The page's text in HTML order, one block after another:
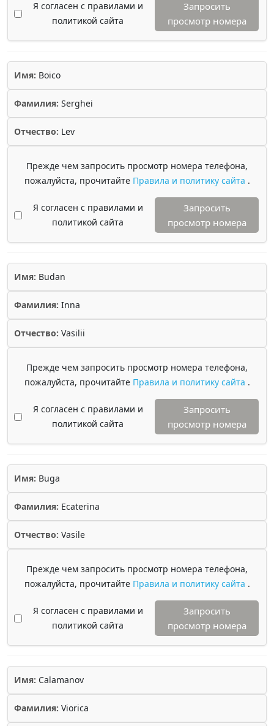
Я согласен с правилами и
политикой сайта
Запросить
просмотр номера
Имя: Boico
Фамилия: Serghei
Отчество: Lev
Прежде чем запросить просмотр номера телефона,
пожалуйста, прочитайте Правила и политику сайта .
Я согласен с правилами и
политикой сайта
Запросить
просмотр номера
Имя: Budan
Фамилия: Inna
Отчество: Vasilii
Прежде чем запросить просмотр номера телефона,
пожалуйста, прочитайте Правила и политику сайта .
Я согласен с правилами и
политикой сайта
Запросить
просмотр номера
Имя: Buga
Фамилия: Ecaterina
Отчество: Vasile
Прежде чем запросить просмотр номера телефона,
пожалуйста, прочитайте Правила и политику сайта .
Я согласен с правилами и
политикой сайта
Запросить
просмотр номера
Имя: Calamanov
Фамилия: Viorica